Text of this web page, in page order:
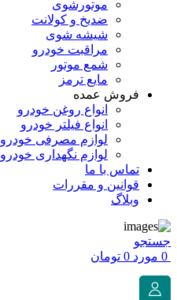
موتورشوی
ضدیخ و کولانت
شیشه شوی
مراقبت خودرو
شمع موتور
مایع ترمز
فروش عمده
انواع روغن خودرو
انواع فیلتر خودرو
لوازم مصرفی خودرو
لوازم نگهداری خودرو
تماس با ما
قوانین و مقررات
وبلاگ
جستجو
0 مورد 0 تومان